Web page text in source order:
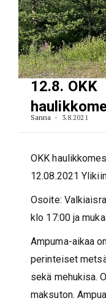
12.8. OKK
Sanna 3.8.2021
OKK
12.08.2021
Osoite:
klo 17:00 ja
Ampuma-aikaa
perinteiset
sekä mehukisa.
maksuton.